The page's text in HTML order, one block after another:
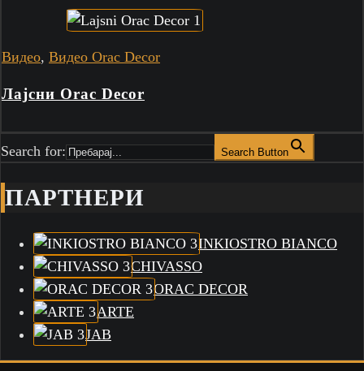
Видео, Видео Orac Decor
Лајсни Orac Decor
Search for: Search Button
ПАРТНЕРИ
INKIOSTRO BIANCO
CHIVASSO
ORAC DECOR
ARTE
JAB